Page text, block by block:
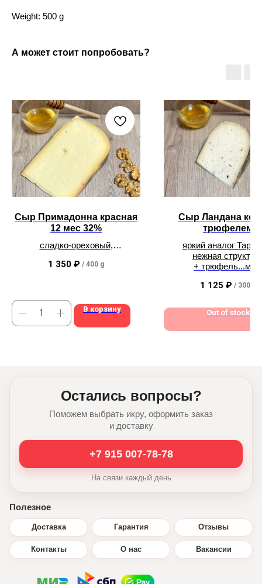
Weight: 500 g
А может стоит попробовать?
Сыр Примадонна красная
12 мес 32%
сладко-ореховый,
1 350 ₽ / 400 g
В корзину
Сыр Ландана
трюфелем
яркий аналог
нежная
+ трюфель...ммм
1 125 ₽ / 300 g
Out of stock
Остались вопросы?
Поможем выбрать икру, оформить заказ
и доставку
+7 915 007-78-78
На связи каждый день
Полезное
Доставка Гарантия Отзывы
Контакты О нас Вакансии